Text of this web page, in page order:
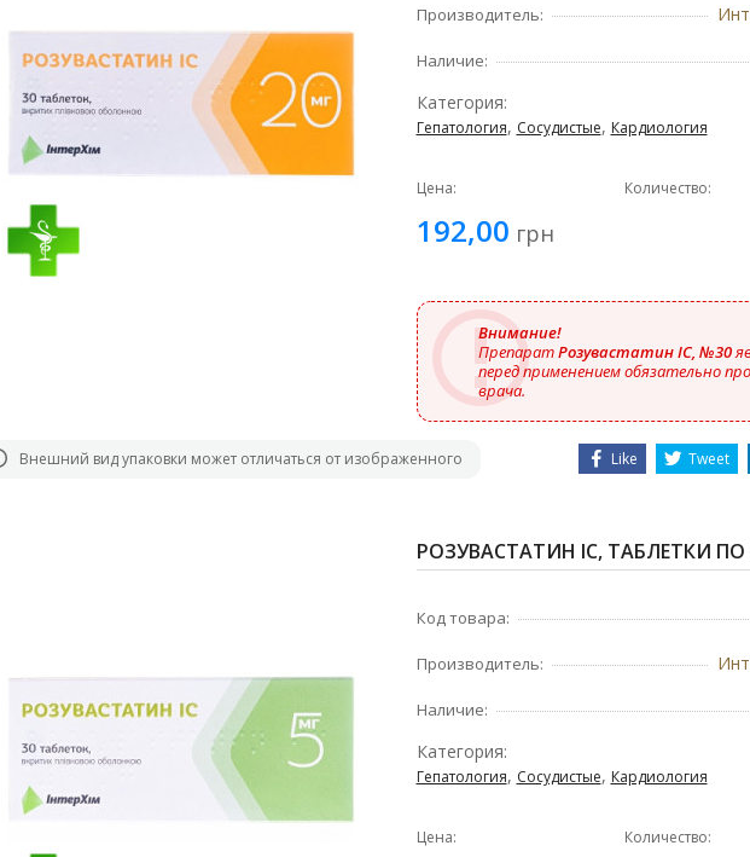
Производитель:
Наличие:
Категория:
Гепатология, Сосудистые, Кардиология
Цена:
192,00 грн
Количество:
Внимание!
ПрепаратРозувастатин IC, №30
перед применением обязательно
врача.
Внешний вид упаковки может отличаться от изображенного Like Tweet
РОЗУВАСТАТИН IC, ТАБЛЕТКИ ПО
Код товара:
Производитель:
Наличие:
Категория:
Гепатология, Сосудистые, Кардиология
Цена: Количество: